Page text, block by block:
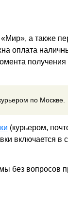
а также
оплата
по Москве.
(курьером,
включается в
без вопросов